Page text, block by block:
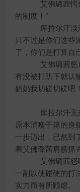
艾佛璐茜愕然
的制度！”
库拉尔汗淡淡
只不过是你们这些
了，你们是打算自
艾佛璐茜怒道
有没被打趴下就认
奶奶我切磋切磋吧
库拉尔汗无奈
原本消瘦干瘪的身
一步迈出，已然到
着艾佛璐茜肩膀抓
艾佛璐茜怒喝
一副以硬碰硬的打
实力而有所顾虑。